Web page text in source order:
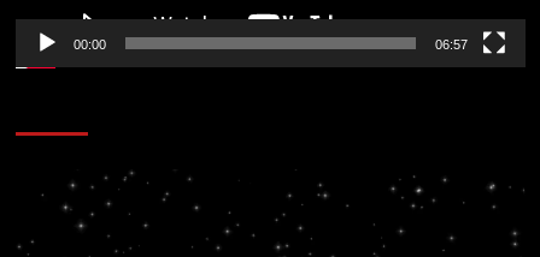
00:00 06:57
Reproductor
vídeo